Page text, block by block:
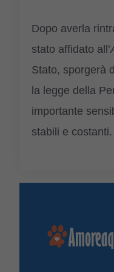
Dopo averla
stato affidato all’
Stato, sporgerà
la legge della
importante
stabili e